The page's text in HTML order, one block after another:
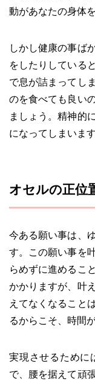
動があなたの身体
しかし健康の事ば
をしたりしている
で息が詰まってし
のを食べても良い
ましょう。精神的
になってしまいま
オセルの正位
今ある願い事は、
す。この願い事を
らめずに進めるこ
かかりますが、叶
えてなくなること
るからこそ、時間
実現させるために
で、腰を据えて頑